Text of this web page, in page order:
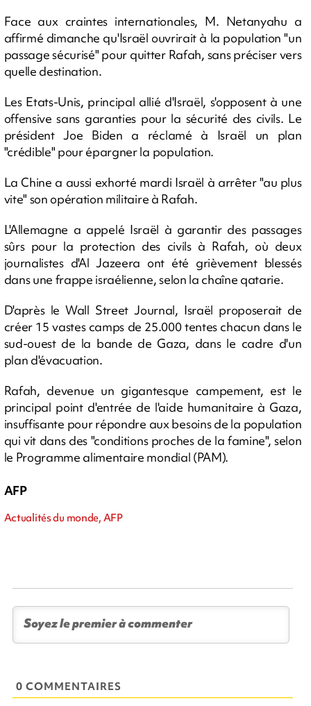
Face aux craintes internationales, M. Netanyahu a
affirmé dimanche qu'Israël ouvrirait à la population "un
passage sécurisé" pour quitter Rafah, sans préciser vers
quelle destination.
Les Etats-Unis, principal allié d'Israël, s'opposent à une
offensive sans garanties pour la sécurité des civils. Le
président Joe Biden a réclamé à Israël un plan
"crédible" pour épargner la population.
La Chine a aussi exhorté mardi Israël à arrêter "au plus
vite" son opération militaire à Rafah.
L'Allemagne a appelé Israël à garantir des passages
sûrs pour la protection des civils à Rafah, où deux
journalistes d'Al Jazeera ont été grièvement blessés
dans une frappe israélienne, selon la chaîne qatarie.
D'après le Wall Street Journal, Israël proposerait de
créer 15 vastes camps de 25.000 tentes chacun dans le
sud-ouest de la bande de Gaza, dans le cadre d'un
plan d'évacuation.
Rafah, devenue un gigantesque campement, est le
principal point d'entrée de l'aide humanitaire à Gaza,
insuffisante pour répondre aux besoins de la population
qui vit dans des "conditions proches de la famine", selon
le Programme alimentaire mondial (PAM).
AFP
Actualités du monde, AFP
0 COMMENTAIRES